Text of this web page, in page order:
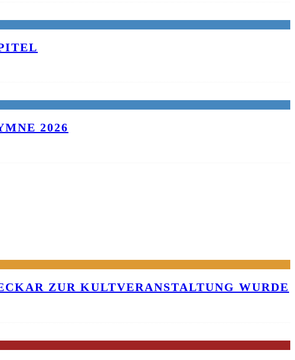
2026
ZUR KULTVERANSTALTUNG WURDE